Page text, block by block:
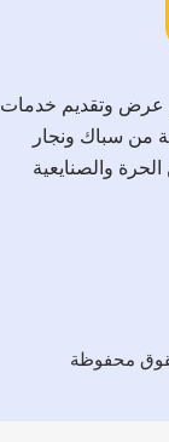
وتقديم خدمات
من سباك ونجار
والصنايعية